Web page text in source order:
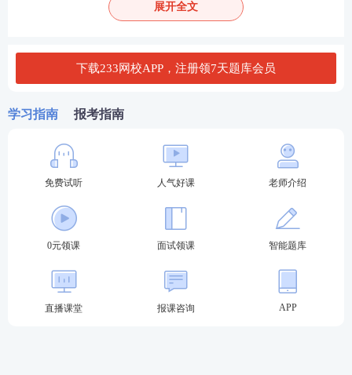
1、以前考过教资，这次报名还需要重新注册吗？
展开全文
下载233网校APP，注册领7天题库会员
学习指南 报考指南
免费试听 人气好课 老师介绍
0元领课 面试领课 智能题库
直播课堂 报课咨询 APP